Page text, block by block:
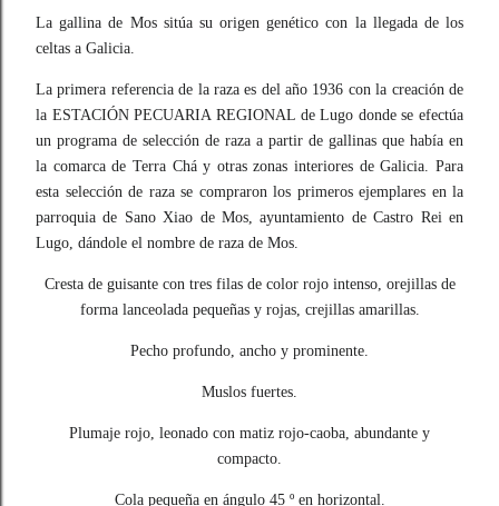
La gallina de Mos sitúa su origen genético con la llegada de los
celtas a Galicia.
La primera referencia de la raza es del año 1936 con la creación de
la ESTACIÓN PECUARIA REGIONAL de Lugo donde se efectúa
un programa de selección de raza a partir de gallinas que había en
la comarca de Terra Chá y otras zonas interiores de Galicia. Para
esta selección de raza se compraron los primeros ejemplares en la
parroquia de Sano Xiao de Mos, ayuntamiento de Castro Rei en
Lugo, dándole el nombre de raza de Mos.
Cresta de guisante con tres filas de color rojo intenso, orejillas de
forma lanceolada pequeñas y rojas, crejillas amarillas.
Pecho profundo, ancho y prominente.
Muslos fuertes.
Plumaje rojo, leonado con matiz rojo-caoba, abundante y
compacto.
Cola pequeña en ángulo 45 º en horizontal.